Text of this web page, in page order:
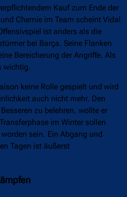
Kauf zum Ende der
Chemie im Team scheint Vidal
ist anders als die
bei Barça. Seine Flanken
Bereicherung der Angriffe. Als
wichtig.
keine Rolle gespielt und wird
auch nicht mehr. Den
zu belehren, wollte er
im Winter sollen
sein. Ein Abgang und
Tagen ist äußerst